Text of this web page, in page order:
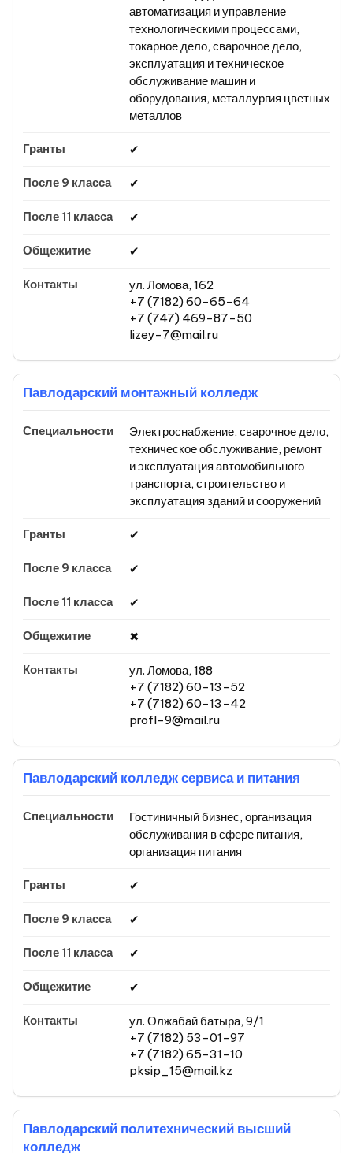
автоматизация и управление
технологическими процессами,
токарное дело, сварочное дело,
эксплуатация и техническое
обслуживание машин и
оборудования, металлургия цветных
металлов
✔
✔
✔
✔
ул. Ломова, 162
+7 (7182) 60-65-64
+7 (747) 469-87-50
lizey-7@mail.ru
Павлодарский монтажный колледж
Электроснабжение, сварочное дело,
техническое обслуживание, ремонт
и эксплуатация автомобильного
транспорта, строительство и
эксплуатация зданий и сооружений
✔
✔
✔
✖
ул. Ломова, 188
+7 (7182) 60-13-52
+7 (7182) 60-13-42
profl-9@mail.ru
Павлодарский колледж сервиса и питания
Гостиничный бизнес, организация
обслуживания в сфере питания,
организация питания
✔
✔
✔
✔
ул. Олжабай батыра, 9/1
+7 (7182) 53-01-97
+7 (7182) 65-31-10
pksip_15@mail.kz
Павлодарский политехнический высший
колледж